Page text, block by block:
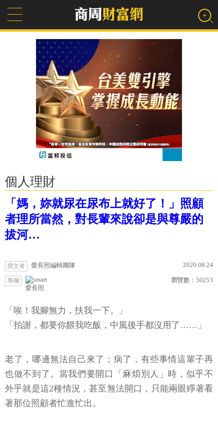
個人理財
「媽，妳就尿在尿布上就好了！」照顧
者理所當然，對長輩來說卻是與尊嚴的
拔河…
撰文者 愛長照編輯團隊 2020.08.24
專欄
愛長照
瀏覽數： 50253
「唉！我腳無力，扶我一下。」
「拍謝，都要你餵我吃飯，中風後手都沒用了……」
老了，哪邊無法自己來了；病了，有些事情這輩子再
也做不到了。當我們要開口「麻煩別人」時，似乎不
外乎就是這2種情況，甚至無法開口，只能兩眼睜著看
著那位照顧者忙進忙出。